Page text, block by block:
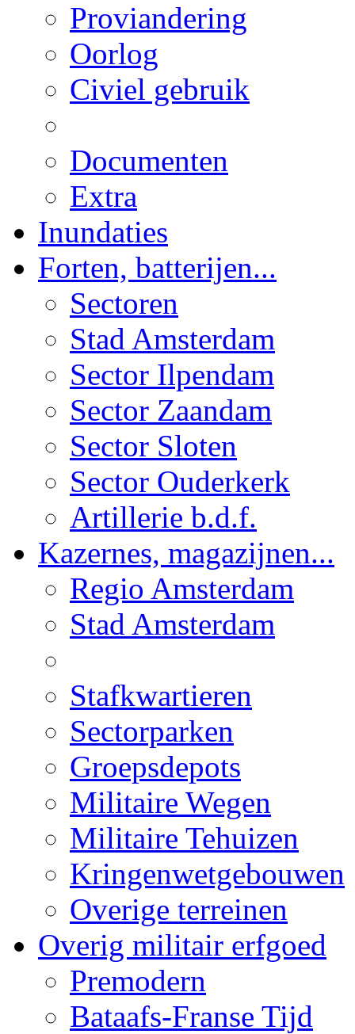
Proviandering
Oorlog
Civiel gebruik
Documenten
Extra
Inundaties
Forten, batterijen...
Sectoren
Stad Amsterdam
Sector Ilpendam
Sector Zaandam
Sector Sloten
Sector Ouderkerk
Artillerie b.d.f.
Kazernes, magazijnen...
Regio Amsterdam
Stad Amsterdam
Stafkwartieren
Sectorparken
Groepsdepots
Militaire Wegen
Militaire Tehuizen
Kringenwetgebouwen
Overige terreinen
Overig militair erfgoed
Premodern
Bataafs-Franse Tijd